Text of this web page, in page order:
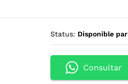
Status: Disponible
Consultar